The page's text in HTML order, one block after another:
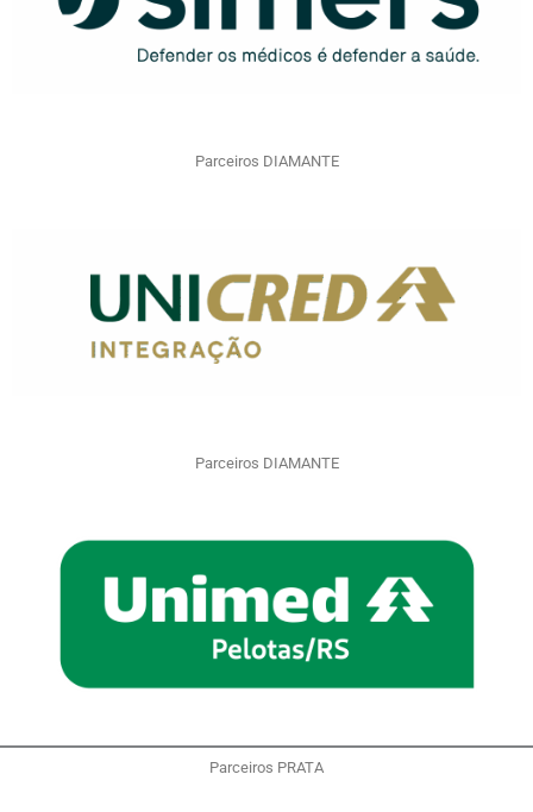
Parceiros DIAMANTE
Parceiros DIAMANTE
Parceiros PRATA